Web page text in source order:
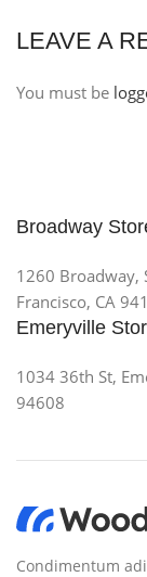
LEAVE A
You must be
Broadway
1260 Broadway,
Francisco, CA
Emeryville
1034 36th St,
94608
Condimentum